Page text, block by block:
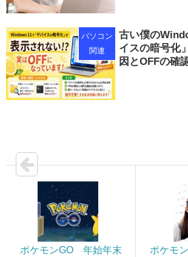
パソコン
関連
古い僕の
イスの暗号化
因とOFFの確
ポケモンGO 年始年末
ポケモ